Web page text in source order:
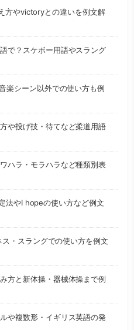
方やvictoryとの違いを例文解
で？スケボー用語やスラング
楽シーン以外での使い方も例
や投げ技・待てなど柔道用語
ハラ・モラハラなど種類別表
法やI hopeの使い方など例文
・スラングでの使い方を例文
方と新体操・器械体操まで例
や複数形・イギリス英語の発